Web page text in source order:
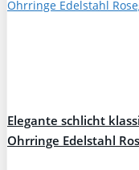
Elegante schlicht
Ohrringe Edelstahl